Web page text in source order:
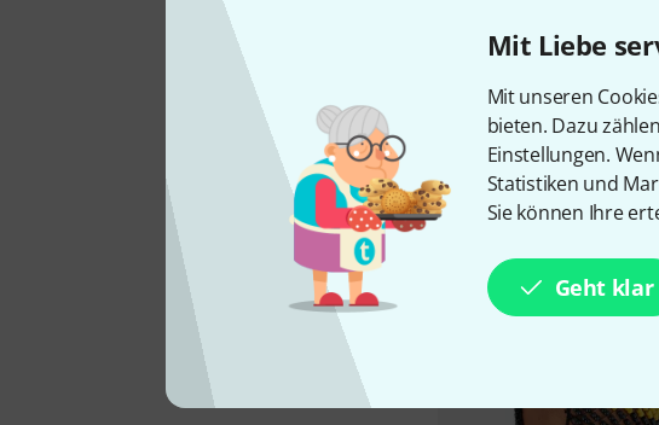
Mit Liebe
Mit unseren
bieten. Dazu
Einstellungen.
Statistiken und
Sie können Ihre
Geht klar